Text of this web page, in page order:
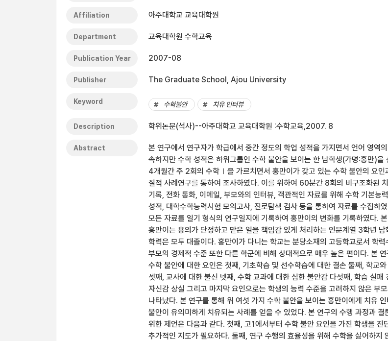
Affiliation 아주대학교 교육대학원
Department 교육대학원 수학교육
Publication Year 2007-08
Publisher The Graduate School, Ajou University
Keyword 수학불안 치유 인터뷰
Description 학위논문(석사)--아주대학교 교육대학원 :수학교육,2007. 8
Abstract
본 연구에서 연구자가 학급에서 중간 정도의 학업 성적을 가지면서 언어 영역
속하지만 수학 성적은 하위그룹인 수학 불안을 보이는 한 남학생(가명:홍만)
4개월간 주 2회의 수학Ⅰ을 가르치면서 홍만이가 갖고 있는 수학 불안의 요인
질적 사례연구를 통하여 조사하였다. 이를 위하여 60분간 8회의 비구조화된
기록, 전화 통화, 이메일, 부모와의 인터뷰, 객관적인 자료를 위해 수학 기본능
성적, 대학수학능력시험 모의고사, 진로탐색 검사 등을 통하여 자료를 수집하
모든 자료를 일기 형식의 연구일지에 기록하여 홍만이의 변화를 기록하였다.
홍만이는 용의가 단정하고 맡은 일을 책임감 있게 처리하는 인문계열 3학년 남
학력은 모두 대졸이다. 홍만이가 다니는 학교는 분당소재의 고등학교로서 학력
부모의 경제적 수준 또한 다른 학군에 비해 상대적으로 매우 높은 편이다. 본
수학 불안에 대한 요인은 첫째, 기초학습 및 선수학습에 대한 결손 둘째, 학교
셋째, 교사에 대한 불신 넷째, 수학 교과에 대한 심한 불안감 다섯째, 학습 실패
자신감 상실 그리고 마지막 요인으로는 학생의 능력 수준을 고려하지 않은 부
나타났다. 본 연구를 통해 위 여섯 가지 수학 불안을 보이는 홍만이에게 치유
불안이 유의미하게 치유되는 사례를 얻을 수 있었다. 본 연구의 수행 과정과 결
위한 제언은 다음과 같다. 첫째, 고1에서부터 수학 불안 요인을 가진 학생을 진
추가적인 지도가 필요하다. 둘째, 연구 수행의 효율성을 위해 수학을 싫어하지